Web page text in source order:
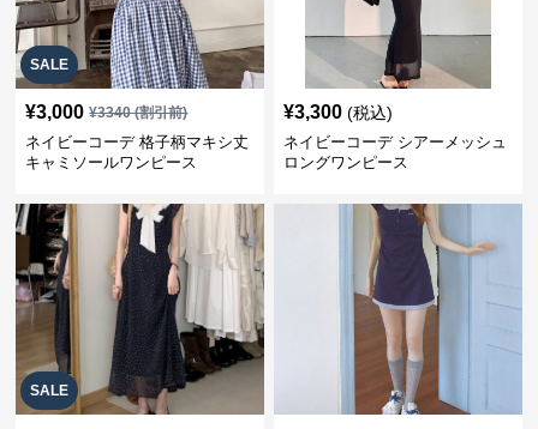
SALE
¥3,000 ¥3340(割引前)
ネイビーコーデ 格子柄マキシ丈
キャミソールワンピース
¥3,300 (税込)
ネイビーコーデ シアーメッシュ
ロングワンピース
SALE